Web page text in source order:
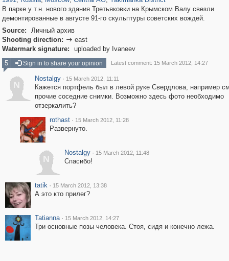
В парке у т.н. нового здания Третьяковки на Крымском Валу свезли
демонтированные в августе 91-го скульптуры советских вождей.
Source:
Личный архив
Shooting direction:  east
Watermark signature:
uploaded by Ivaneev
5
Sign in to share your opinion Latest comment: 15 March 2012, 14:27
N
Nostalgy · 15 March 2012, 11:11
Кажется портфель был в левой руке Свердлова, например
прочие соседние снимки. Возможно здесь фото необходимо
отзеркалить?
rothast · 15 March 2012, 11:28
Развернуто.
N
Nostalgy · 15 March 2012, 11:48
Спасибо!
tatik · 15 March 2012, 13:38
А это кто прилег?
Tatianna · 15 March 2012, 14:27
Три основные позы человека. Стоя, сидя и конечно лежа.